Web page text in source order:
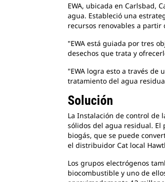
EWA, ubicada en Carlsbad,
agua. Estableció una
recursos renovables a
"EWA está guiada por tres
desechos que trata y
"EWA logra esto a través
tratamiento del agua
Solución
La Instalación de control de
sólidos del agua residual. El
biogás, que se puede
el distribuidor Cat local
Los grupos electrógenos
biocombustible y uno de